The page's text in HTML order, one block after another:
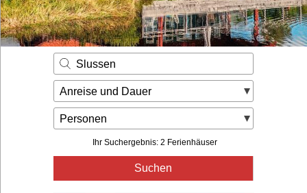
Gut zu wissen
Login
Slussen
Anreise und Dauer
Personen
Ihr Suchergebnis: 2 Ferienhäuser
Suchen